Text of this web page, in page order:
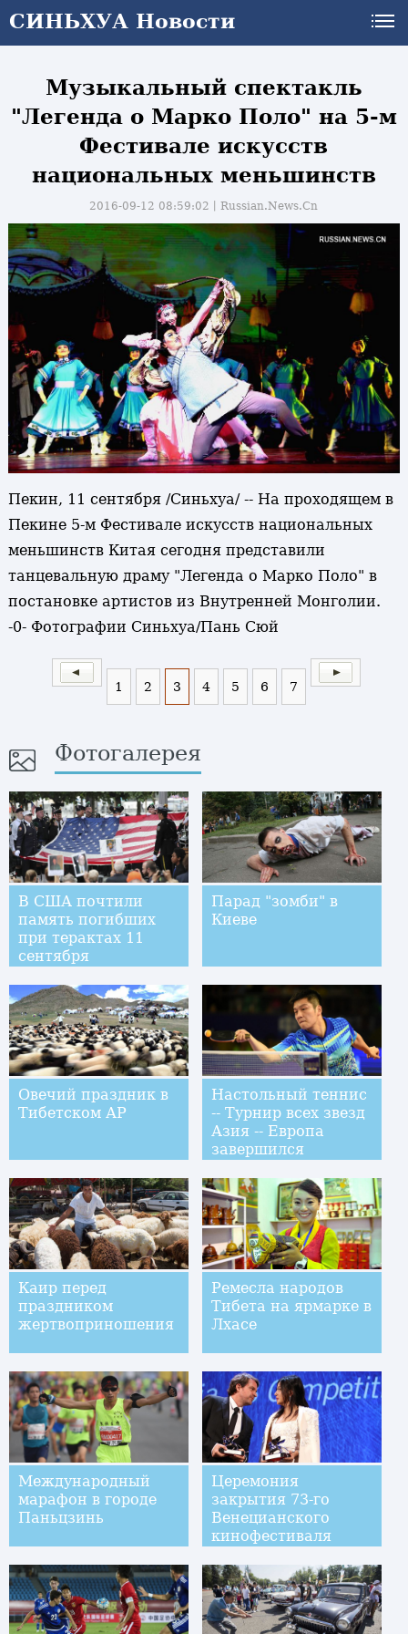
СИНЬХУА Новости
Музыкальный спектакль
"Легенда о Марко Поло" на 5-м
Фестивале искусств
национальных меньшинств
2016-09-12 08:59:02丨Russian.News.Cn
Пекин, 11 сентября /Синьхуа/ -- На проходящем в
Пекине 5-м Фестивале искусств национальных
меньшинств Китая сегодня представили
танцевальную драму "Легенда о Марко Поло" в
постановке артистов из Внутренней Монголии.
-0- Фотографии Синьхуа/Пань Сюй
1 2 3 4 5 6 7
Фотогалерея
В США почтили
память погибших
при терактах 11
сентября
Парад "зомби" в
Киеве
Овечий праздник в
Тибетском АР
Настольный теннис
-- Турнир всех звезд
Азия -- Европа
завершился
сборной
Каир перед
праздником
жертвоприношения
Ремесла народов
Тибета на ярмарке в
Лхасе
Международный
марафон в городе
Паньцзинь
Церемония
закрытия 73-го
Венецианского
кинофестиваля